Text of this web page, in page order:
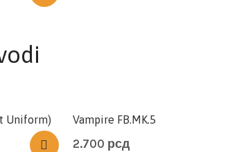
Uniform) Vampire FB.MK.5
2.700 рсд